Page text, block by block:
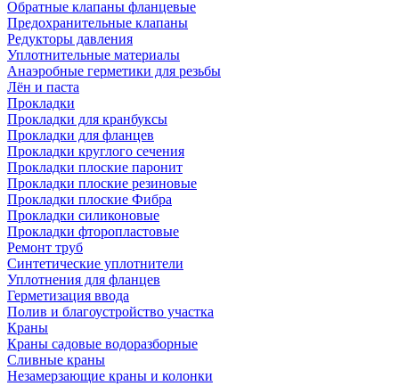
Обратные клапаны фланцевые
Предохранительные клапаны
Редукторы давления
Уплотнительные материалы
Анаэробные герметики для резьбы
Лён и паста
Прокладки
Прокладки для кранбуксы
Прокладки для фланцев
Прокладки круглого сечения
Прокладки плоские паронит
Прокладки плоские резиновые
Прокладки плоские Фибра
Прокладки силиконовые
Прокладки фторопластовые
Ремонт труб
Синтетические уплотнители
Уплотнения для фланцев
Герметизация ввода
Полив и благоустройство участка
Краны
Краны садовые водоразборные
Сливные краны
Незамерзающие краны и колонки